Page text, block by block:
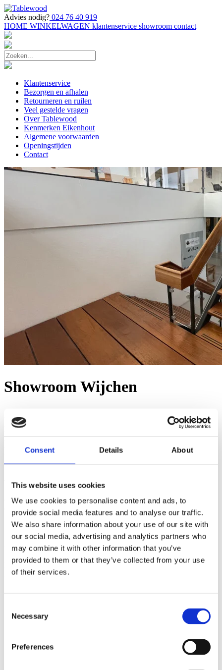
Consent Details About
This website uses cookies
We use cookies to personalise content and ads, to
provide social media features and to analyse our traffic.
We also share information about your use of our site with
our social media, advertising and analytics partners who
may combine it with other information that you’ve
provided to them or that they’ve collected from your use
of their services.
Selection
Necessary
Preferences
Advies nodig? 024 76 40 919
HOME WINKELWAGEN klantenservice showroom contact
Klantenservice
Bezorgen en afhalen
Retourneren en ruilen
Veel gestelde vragen
Over Tablewood
Kenmerken Eikenhout
Algemene voorwaarden
Openingstijden
Contact
Showroom Wijchen
U kunt zelf een mooi Eikenblad bij ons uitzoeken - allemaal van
harte welkom.
direct worden meegenomen. Lekker rondkijken in ons
magazijn tussen alle eiken bladen rustig op uw gemak, eventueel
kopje koffie erbij.
Tablewood
6603 AX, Wijchen
024 76 40 919
Openingstijden
Ma t/m vr: 07:30 – 17:00
Zaterdag: 08:00 – 13:00
Eiken tafels
Boomstamtafels